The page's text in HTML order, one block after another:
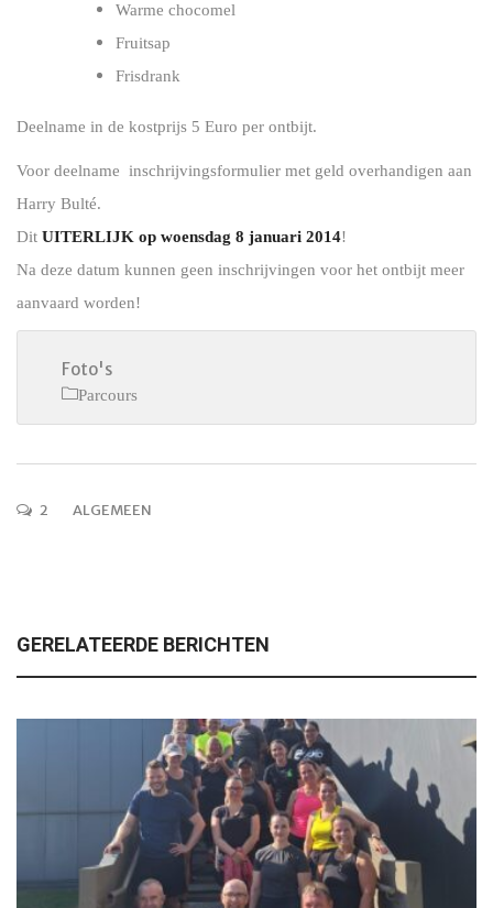
Warme chocomel
Fruitsap
Frisdrank
Deelname in de kostprijs 5 Euro per ontbijt.
Voor deelname inschrijvingsformulier met geld overhandigen aan
Harry Bulté.
Dit UITERLIJK op woensdag 8 januari 2014!
Na deze datum kunnen geen inschrijvingen voor het ontbijt meer
aanvaard worden!
Foto's
Parcours
2 ALGEMEEN
GERELATEERDE BERICHTEN